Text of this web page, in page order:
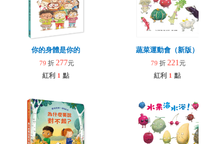
你的身體是你的
79 折 277元
紅利 1 點
蔬菜運動會（新版）
79 折 221 元
紅利 1 點